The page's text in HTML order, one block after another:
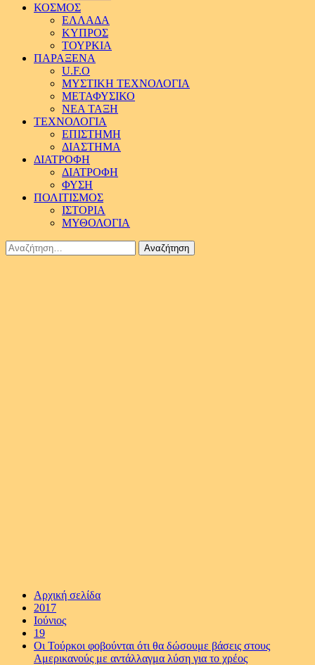
ΚΟΣΜΟΣ
ΕΛΛΑΔΑ
ΚΥΠΡΟΣ
ΤΟΥΡΚΙΑ
ΠΑΡΑΞΕΝΑ
U.F.O
ΜΥΣΤΙΚΗ ΤΕΧΝΟΛΟΓΙΑ
ΜΕΤΑΦΥΣΙΚΟ
ΝΕΑ ΤΑΞΗ
ΤΕΧΝΟΛΟΓΙΑ
ΕΠΙΣΤΗΜΗ
ΔΙΑΣΤΗΜΑ
ΔΙΑΤΡΟΦΗ
ΔΙΑΤΡΟΦΗ
ΦΥΣΗ
ΠΟΛΙΤΙΣΜΟΣ
ΙΣΤΟΡΙΑ
ΜΥΘΟΛΟΓΙΑ
Αναζήτηση
για:
Αρχική σελίδα
2017
Ιούνιος
19
Οι Τούρκοι φοβούνται ότι θα δώσουμε βάσεις στους
Αμερικανούς με αντάλλαγμα λύση για το χρέος